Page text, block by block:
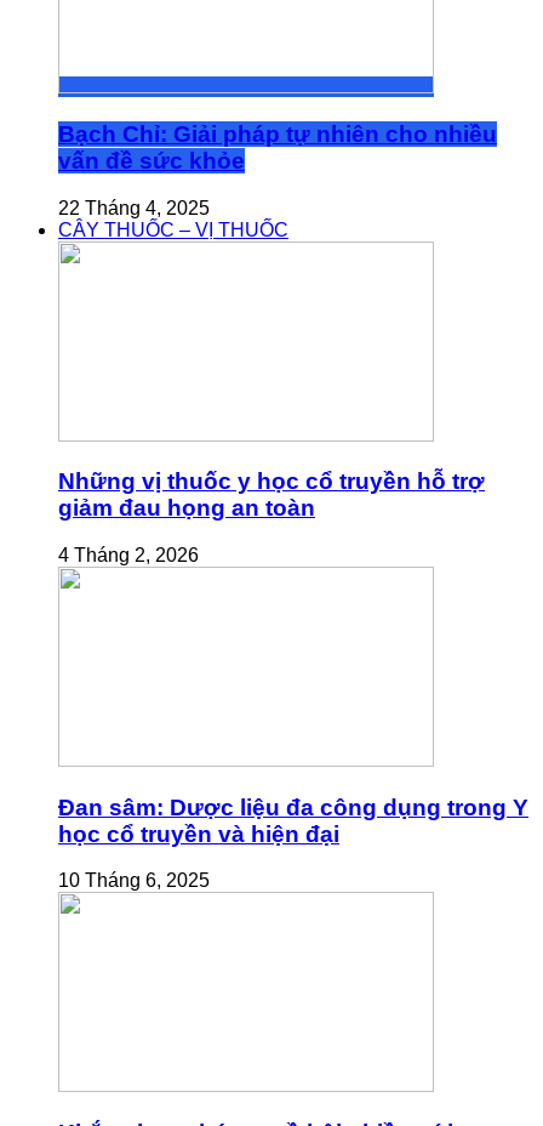
Bạch Chỉ: Giải pháp tự nhiên cho nhiều
vấn đề sức khỏe
22 Tháng 4, 2025
CÂY THUỐC – VỊ THUỐC
Những vị thuốc y học cổ truyền hỗ trợ
giảm đau họng an toàn
4 Tháng 2, 2026
Đan sâm: Dược liệu đa công dụng trong Y
học cổ truyền và hiện đại
10 Tháng 6, 2025